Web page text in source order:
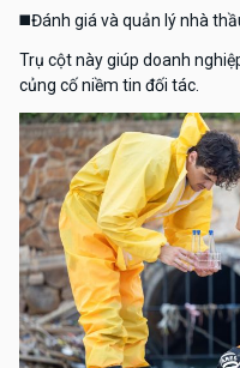
◼️Đánh giá và quản lý nhà
Trụ cột này giúp doanh
củng cố niềm tin đối tác.